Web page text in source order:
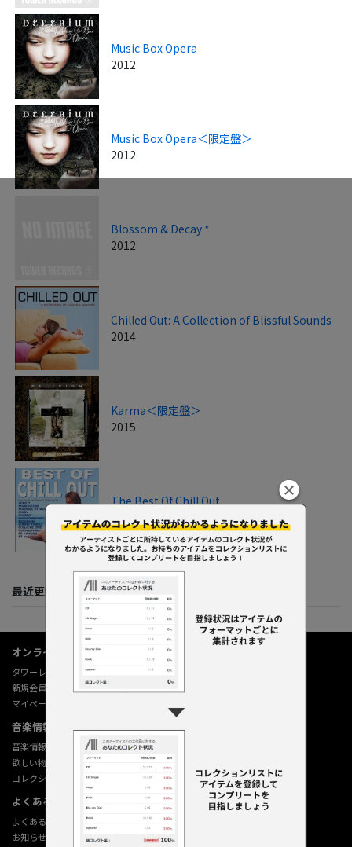
Music Box Opera
2012
Music Box Opera＜限定盤＞
2012
Blossom & Decay *
2012
Chilled Out: A Collection of Blissful Sounds
2014
Karma＜限定盤＞
2015
The Best Of Chill Out
2015
最近更新してくれた人たち
オンラインショップ情報
タワーレコード オンライン
新規会員登録
マイページ
音楽情報データベース
音楽情報データベース
欲しい物リストの使い方
コレクション機能の使い方
よくあるご質問 (Q&A)
よくあるご質問 (Q&A)
お知らせ